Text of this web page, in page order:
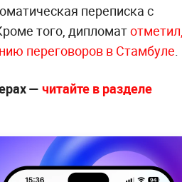
переписка с
того, дипломатотметил,
переговоров в Стамбуле
— читайте в разделе